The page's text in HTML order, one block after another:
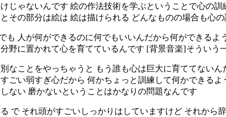
じゃないんです 絵の作法技術を学ぶということで心の
その部分は絵は 絵は描けられる どんなものの場合も心
も 人が何ができるのに何でもいいんだから何ができる
野に置かれて心を育てているんです [背景音楽]そういう
なことをやっちゃうと もう誰も心は巨大に育ててない
ごい弱すぎ心だから 何かちょっと訓練して何かできる
ない 磨かないということはかなりの問題なんです
で それ頭がすごいしっかりはしていますけど それか